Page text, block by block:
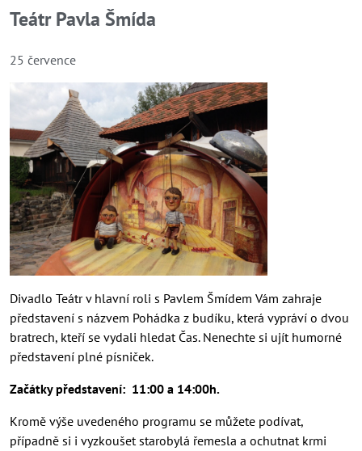
Teátr Pavla Šmída
25 července
Divadlo Teátr v hlavní roli s Pavlem Šmídem Vám zahraje
představení s názvem Pohádka z budíku, která vypráví o dvou
bratrech, kteří se vydali hledat Čas. Nenechte si ujít humorné
představení plné písniček.
Začátky představení: 11:00 a 14:00h.
Kromě výše uvedeného programu se můžete podívat,
případně si i vyzkoušet starobylá řemesla a ochutnat krmi